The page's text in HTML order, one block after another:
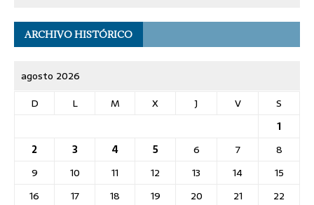
ARCHIVO HISTÓRICO
agosto 2026
D
L M X J V
S
1
2
3 4 5 6 7
8
9
10 11 12 13 14
15
16
17 18 19 20 21
22